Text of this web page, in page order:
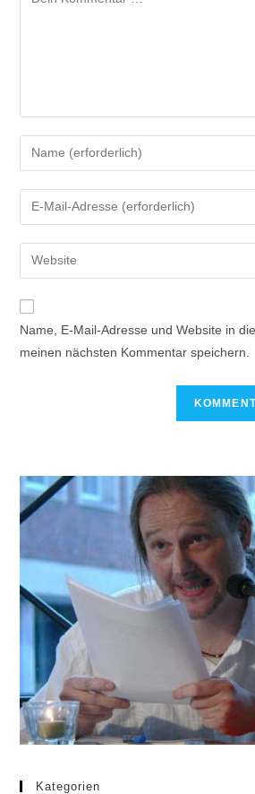
Name, E-Mail-Adresse und Website in
meinen nächsten Kommentar speichern.
Kategorien